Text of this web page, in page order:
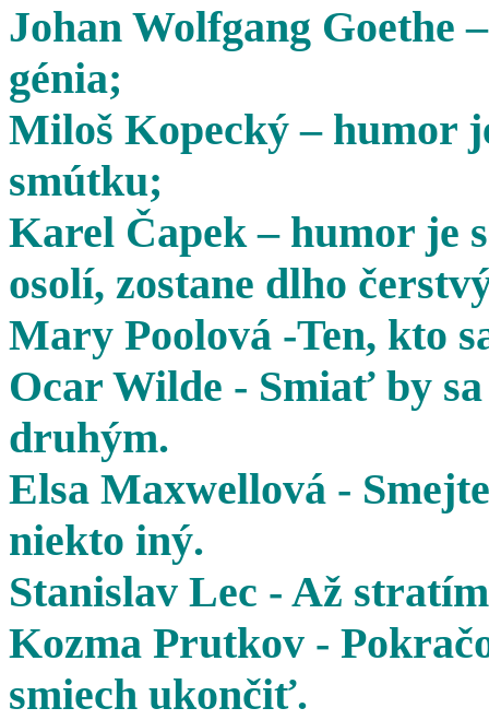
Johan Wolfgang Goethe
génia;
Miloš Kopecký – humor
smútku;
Karel Čapek – humor je
osolí, zostane dlho
Mary Poolová -Ten, kto
Ocar Wilde - Smiať by
druhým.
Elsa Maxwellová -
niekto iný.
Stanislav Lec - Až
Kozma Prutkov -
smiech ukončiť.